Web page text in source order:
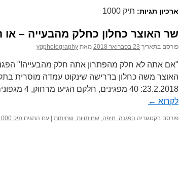
ארכיון תגיות: תיק 1000
שר האוצר כחלון כחלק מהבעייה – או
פורסם בתאריך 23 בפברואר 2018 מאת ygphotography
"אם אתה לא חלק מהפתרון אתה חלק מהבעייה!"
האוצר משה כחלון בדרישה שינקוט עמדה מוסרית
23.2.2018: 40 מפגינים, חלקם הגיעו מרחוק, 4 מגפונים ורמקול על גלגלים. מוטיבציה …
לקרוא ←
פורסם בקטגוריה הפגנה, חיפה, שחיתויות, שחיתות עם התגים תיק 1000